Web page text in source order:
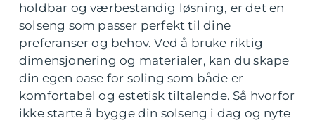
holdbar og værbestandig løsning, er det en
solseng som passer perfekt til dine
preferanser og behov. Ved å bruke riktig
dimensjonering og materialer, kan du skape
din egen oase for soling som både er
komfortabel og estetisk tiltalende. Så hvorfor
ikke starte å bygge din solseng i dag og nyte